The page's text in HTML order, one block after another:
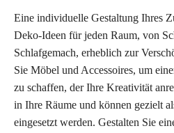
Eine individuelle Gestaltung Ihres
Deko-Ideen für jeden Raum, von
Schlafgemach, erheblich zur
Sie Möbel und Accessoires, um
zu schaffen, der Ihre Kreativität
in Ihre Räume und können gezielt
eingesetzt werden. Gestalten Sie